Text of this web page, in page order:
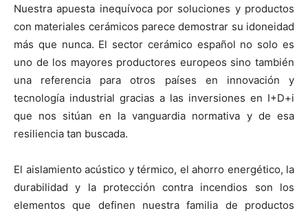
Nuestra apuesta inequívoca por soluciones y productos
con materiales cerámicos parece demostrar su idoneidad
más que nunca. El sector cerámico español no solo es
uno de los mayores productores europeos sino también
una referencia para otros países en innovación y
tecnología industrial gracias a las inversiones en I+D+i
que nos sitúan en la vanguardia normativa y de esa
resiliencia tan buscada.
El aislamiento acústico y térmico, el ahorro energético, la
durabilidad y la protección contra incendios son los
elementos que definen nuestra familia de productos